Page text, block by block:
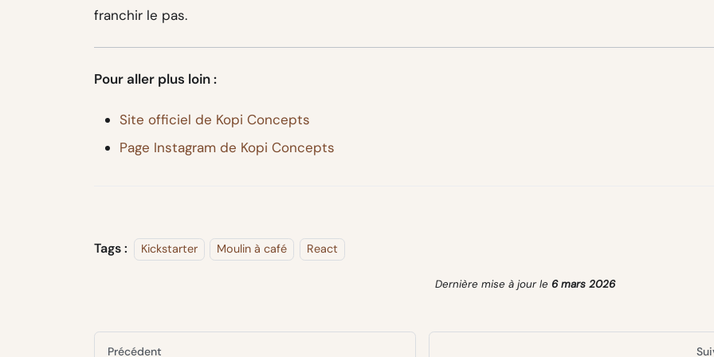
franchir le pas.
Pour aller plus loin :
Site officiel de Kopi Concepts
Page Instagram de Kopi Concepts
Tags : Kickstarter Moulin à café React
Dernière mise à jourle 6 mars 2026
Précédent